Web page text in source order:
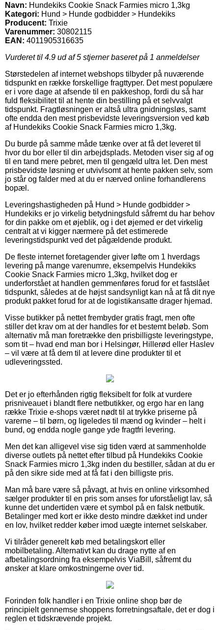
Navn: Hundekiks Cookie Snack Farmies micro 1,3kg
Kategori: Hund > Hunde godbidder > Hundekiks
Producent: Trixie
Varenummer: 30802115
EAN: 4011905316635
Vurderet til 4.9 ud af 5 stjerner baseret på 1 anmeldelser
Størstedelen af internet webshops tilbyder på nuværende
tidspunkt en række forskellige fragttyper. Det mest populære
er i vore dage at afsende til en pakkeshop, fordi du så har
fuld fleksibilitet til at hente din bestilling på et selvvalgt
tidspunkt. Fragtløsningen er altså ultra gnidningsløs, samt
ofte endda den mest prisbevidste leveringsversion ved køb
af Hundekiks Cookie Snack Farmies micro 1,3kg.
Du burde på samme måde tænke over at få det leveret til
hvor du bor eller til din arbejdsplads. Metoden viser sig af og
til en tand mere pebret, men til gengæld ultra let. Den mest
prisbevidste løsning er utvivlsomt at hente pakken selv, som
jo står og falder med at du er nærved online forhandlerens
bopæl.
Leveringshastigheden på Hund > Hunde godbidder >
Hundekiks er jo virkelig betydningsfuld såfremt du har behov
for din pakke om et øjeblik, og i det øjemed er det virkelig
centralt at vi kigger nærmere på det estimerede
leveringstidspunkt ved det pågældende produkt.
De fleste internet foretagender giver løfte om 1 hverdags
levering på mange varenumre, eksempelvis Hundekiks
Cookie Snack Farmies micro 1,3kg, hvilket dog er
underforstået at handlen gemmenføres forud for et fastslået
tidspunkt, således at de højst sandsynligt kan nå at få dit nye
produkt pakket forud for at de logistikansatte drager hjemad.
Visse butikker på nettet frembyder gratis fragt, men ofte
stiller det krav om at der handles for et bestemt beløb. Som
alternativ må man foretrække den prisbilligste leveringstype,
som tit – hvad end man bor i Helsingør, Hillerød eller Haslev
– vil være at få dem til at levere dine produkter til et
udleveringssted.
Det er jo efterhånden rigtig fleksibelt for folk at vurdere
prisniveauet i blandt flere netbutikker, og ergo har en lang
række Trixie e-shops været nødt til at trykke priserne på
varerne – til børn, og ligeledes til mænd og kvinder – helt i
bund, og endda nogle gange yde fragtfri levering.
Men det kan alligevel vise sig tiden værd at sammenholde
diverse outlets på nettet efter tilbud på Hundekiks Cookie
Snack Farmies micro 1,3kg inden du bestiller, sådan at du er
på den sikre side med at få fat i den billigste pris.
Man må bare være så påvagt, at hvis en online virksomhed
sælger produkter til en pris som anses for uforståeligt lav, så
kunne det undertiden være et symbol på en falsk netbutik.
Betalinger med kort er ikke desto mindre dækket ind under
en lov, hvilket redder køber imod uægte internet selskaber.
Vi tilråder generelt køb med betalingskort eller
mobilbetaling. Alternativt kan du drage nytte af en
afbetalingsordning fra eksempelvis ViaBill, såfremt du
ønsker at klare omkostningerne over tid.
Forinden folk handler i en Trixie online shop bør de
principielt gennemse shoppens forretningsaftale, det er dog i
reglen et tidskrævende projekt.